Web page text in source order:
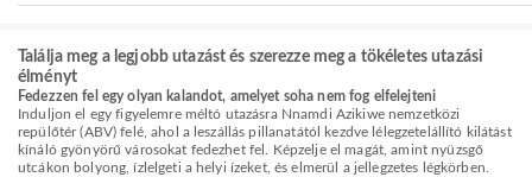
Találja meg a legjobb utazást és szerezze meg a tökéletes utazási
élményt
Fedezzen fel egy olyan kalandot, amelyet soha nem fog elfelejteni
Induljon el egy figyelemre méltó utazásra Nnamdi Azikiwe nemzetközi
repülőtér (ABV) felé, ahol a leszállás pillanatától kezdve lélegzetelállító kilátást
kínáló gyönyörű városokat fedezhet fel. Képzelje el magát, amint nyüzsgő
utcákon bolyong, ízlelgeti a helyi ízeket, és elmerül a jellegzetes légkörben.